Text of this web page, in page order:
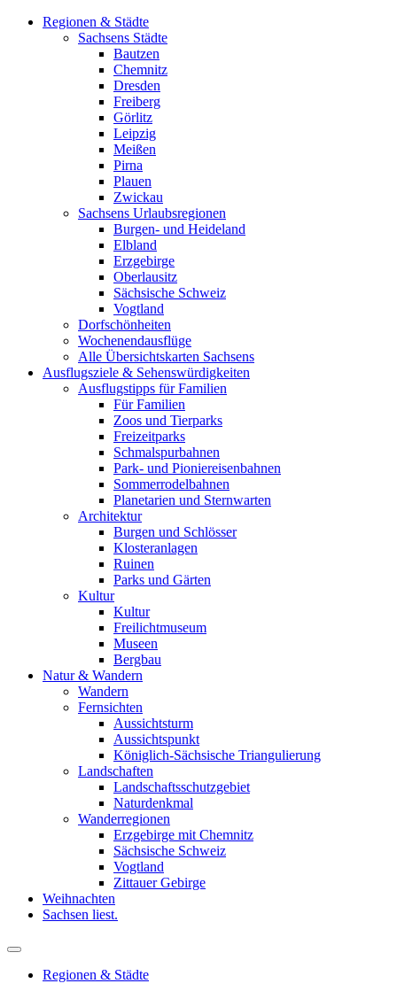
Regionen & Städte
Sachsens Städte
Bautzen
Chemnitz
Dresden
Freiberg
Görlitz
Leipzig
Meißen
Pirna
Plauen
Zwickau
Sachsens Urlaubsregionen
Burgen- und Heideland
Elbland
Erzgebirge
Oberlausitz
Sächsische Schweiz
Vogtland
Dorfschönheiten
Wochenendausflüge
Alle Übersichtskarten Sachsens
Ausflugsziele & Sehenswürdigkeiten
Ausflugstipps für Familien
Für Familien
Zoos und Tierparks
Freizeitparks
Schmalspurbahnen
Park- und Pioniereisenbahnen
Sommerrodelbahnen
Planetarien und Sternwarten
Architektur
Burgen und Schlösser
Klosteranlagen
Ruinen
Parks und Gärten
Kultur
Kultur
Freilichtmuseum
Museen
Bergbau
Natur & Wandern
Wandern
Fernsichten
Aussichtsturm
Aussichtspunkt
Königlich-Sächsische Triangulierung
Landschaften
Landschaftsschutzgebiet
Naturdenkmal
Wanderregionen
Erzgebirge mit Chemnitz
Sächsische Schweiz
Vogtland
Zittauer Gebirge
Weihnachten
Sachsen liest.
Regionen & Städte